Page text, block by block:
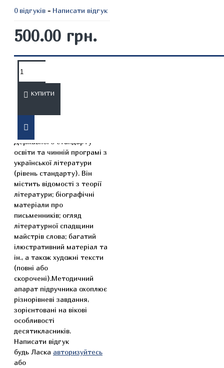
0 відгуків - Написати відгук
500.00 грн.
КУПИТИ
ОПИС
відповідає вимогам
Державного стандарту
освіти та чинній програмі з
української літератури
(рівень стандарту). Він
містить відомості з теорії
літератури; біографічні
матеріали про
письменників; огляд
літературної спадщини
майстрів слова; багатий
ілюстративний матеріал та
ін., а також художні тексти
(повні або
скорочені).Методичний
апарат підручника охоплює
різнорівневі завдання,
зорієнтовані на вікові
особливості
десятикласників.
Написати відгук
будь Ласка авторизуйтесь
або